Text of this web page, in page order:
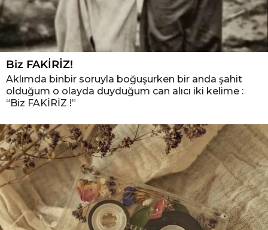
Biz FAKİRİZ!
Aklımda binbir soruyla boğuşurken bir anda şahit
olduğum o olayda duyduğum can alıcı iki kelime :
“Biz FAKİRİZ !”